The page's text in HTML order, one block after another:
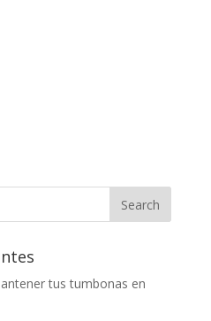
tus tumbonas en